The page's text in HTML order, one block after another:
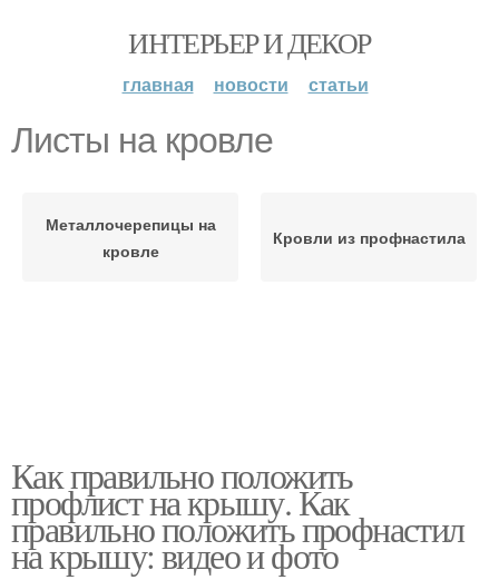
ИНТЕРЬЕР И ДЕКОР
главная новости статьи
Листы на кровле
Металлочерепицы на
кровле
Кровли из профнастила
Как правильно положить
профлист на крышу. Как
правильно положить профнастил
на крышу: видео и фото